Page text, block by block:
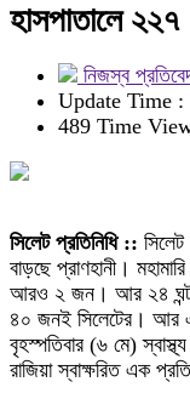
হাসপাতালে ২২৭
নিজস্ব
Update Time
489 Time
সিলেট প্রতিনিধি ::
বাড়ছে প্রাণহানী।
আরও ২ জন। আর ২৪
৪০ জনই সিলেটের। আর
বৃহস্পতিবার (৬ মে)
রাজিয়া স্বাক্ষরিত এক